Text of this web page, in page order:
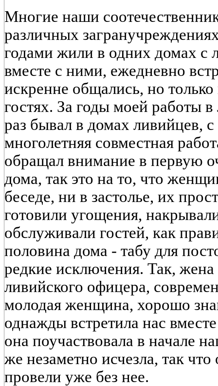
Многие наши
различных
годами жили в одних домах с
вместе с ними, ежедневно
искренне общались, но
гостях. За годы моей работы
раз бывал в домах ливийцев,
многолетняя совместная
обращал внимание в первую
дома, так это на то, что
беседе, ни в застолье, их
готовили угощения,
обслуживали гостей, как
половина дома - табу для
редкие исключения. Так, жена
ливийского офицера,
молодая женщина, хорошо
однажды встретила нас
она поучаствовала в начале
же незаметно исчезла, так
провели уже без нее.